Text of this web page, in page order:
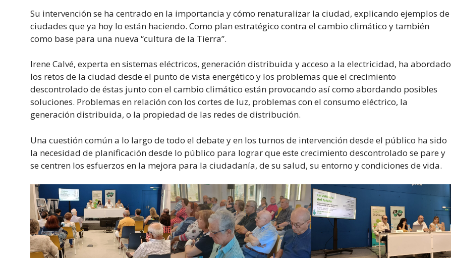
Su intervención se ha centrado en la importancia y cómo renaturalizar la ciudad, explicando ejemplos de
ciudades que ya hoy lo están haciendo. Como plan estratégico contra el cambio climático y también
como base para una nueva “cultura de la Tierra”.
Irene Calvé, experta en sistemas eléctricos, generación distribuida y acceso a la electricidad, ha abordado
los retos de la ciudad desde el punto de vista energético y los problemas que el crecimiento
descontrolado de éstas junto con el cambio climático están provocando así como abordando posibles
soluciones. Problemas en relación con los cortes de luz, problemas con el consumo eléctrico, la
generación distribuida, o la propiedad de las redes de distribución.
Una cuestión común a lo largo de todo el debate y en los turnos de intervención desde el público ha sido
la necesidad de planificación desde lo público para lograr que este crecimiento descontrolado se pare y
se centren los esfuerzos en la mejora para la ciudadanía, de su salud, su entorno y condiciones de vida.